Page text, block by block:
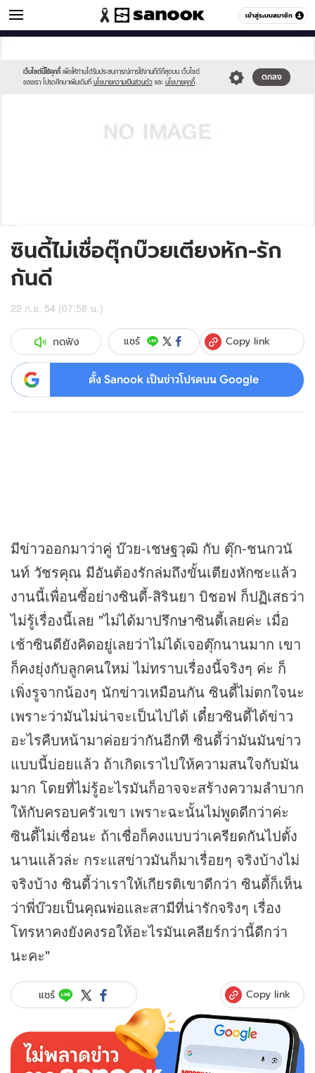
เข้าสู่ระบบสมาชิก
ข่าวบันเทิง หมวดอื่นๆ
เว็บไซต์นี้ใช้คุกกี้ เพื่อให้ท่านได้รับประสบการณ์การใช้งานที่ดีที่สุดบน เว็บไซต์
ของเรา โปรดศึกษาเพิ่มเติมที่ นโยบายความเป็นส่วนตัว และ นโยบายคุกกี้
ตกลง
sanook.png
image.jpg
ซินดี้ไม่เชื่อตุ๊กบ๊วยเตียงหัก-รัก
กันดี
22 ก.ย. 54 (07:58 น.)
กดฟัง แชร์ Copy link
ตั้ง Sanook เป็นข่าวโปรดบน Google
มีข่าวออกมาว่าคู่ บ๊วย-เชษฐวุฒิ กับ ตุ๊ก-ชนกวนั
นท์ วัชรคุณ มีอันต้องรักล่มถึงขั้นเตียงหักซะแล้ว
งานนี้เพื่อนซี้อย่างซินดี้-สิรินยา บิชอฟ ก็ปฏิเสธว่า
ไม่รู้เรื่องนี้เลย "ไม่ได้มาปรึกษาซินดี้เลยค่ะ เมื่อ
เช้าซินดียังคิดอยู่เลยว่าไม่ได้เจอตุ๊กนานมาก เขา
ก็คงยุ่งกับลูกคนใหม่ ไม่ทราบเรื่องนี้จริงๆ ค่ะ ก็
เพิ่งรูจากน้องๆ นักข่าวเหมือนกัน ซินดี้ไม่ตกใจนะ
เพราะว่ามันไม่น่าจะเป็นไปได้ เดี๋ยวซินดี้ได้ข่าว
อะไรคืบหน้ามาค่อยว่ากันอีกที ซินดี้ว่ามันมันข่าว
แบบนี้บ่อยแล้ว ถ้าเกิดเราไปให้ความสนใจกับมัน
มาก โดยที่ไม่รู้อะไรมันก็อาจจะสร้างความลำบาก
ให้กับครอบครัวเขา เพราะฉะนั้นไม่พูดดีกว่าค่ะ
ซินดี้ไม่เชื่อนะ ถ้าเชื่อก็คงแบบว่าเครียดกันไปตั้ง
นานแล้วล่ะ กระแสข่าวมันก็มาเรื่อยๆ จริงบ้างไม่
จริงบ้าง ซินดี้ว่าเราให้เกียรติเขาดีกว่า ซินดี้ก็เห็น
ว่าพี่บ๊วยเป็นคุณพ่อและสามีที่น่ารักจริงๆ เรื่อง
โทรหาคงยังคงรอให้อะไรมันเคลียร์กว่านี้ดีกว่า
นะคะ"
แชร์ Copy link